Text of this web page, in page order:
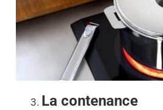
La contenance